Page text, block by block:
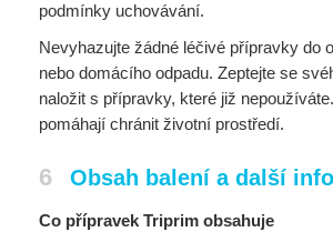
podmínky uchovávání.
Nevyhazujte žádné léčivé přípravky do
nebo domácího odpadu. Zeptejte se
naložit s přípravky, které již
pomáhají chránit životní prostředí.
6 Obsah balení a další
Co přípravek Triprim obsahuje